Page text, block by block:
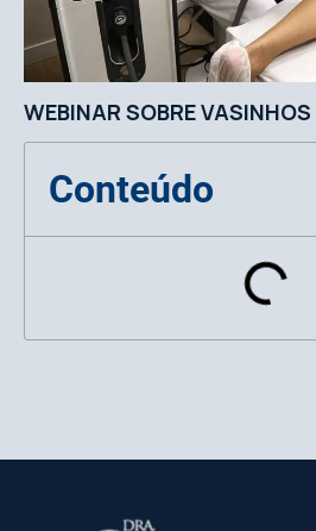
WEBINAR SOBRE VASINHOS
Conteúdo